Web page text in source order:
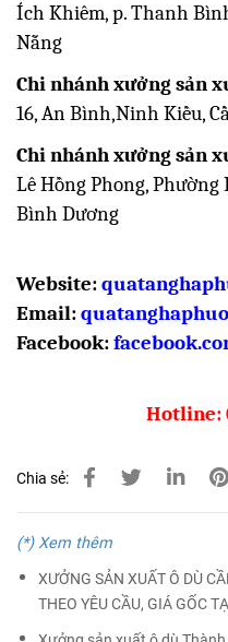
Ích Khiêm, p. Thanh
Nẵng
Chi nhánh xưởng sản
16, An Bình,Ninh Kiều,
Chi nhánh xưởng sản
Lê Hồng Phong, Phường
Bình Dương
Website:
Email:
Facebook:
Hotline:
Chia sẻ:
(*) Xem thêm
XƯỞNG SẢN XUẤT Ô DÙ
THEO YÊU CẦU, GIÁ GỐC